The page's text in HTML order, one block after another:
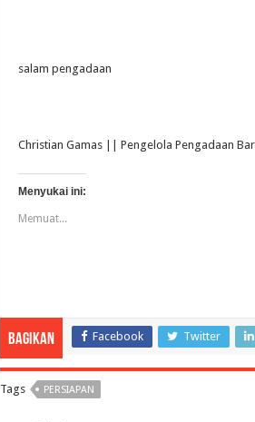
salam pengadaan
Christian Gamas || Pengelola Pengadaan
Menyukai ini:
Memuat...
Bagikan Facebook Twitter
Tags PERSIAPAN